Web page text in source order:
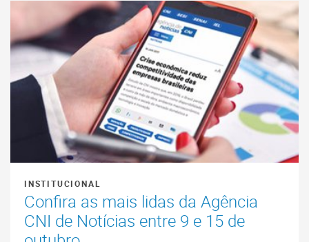
INSTITUCIONAL
Confira as mais lidas da Agência
CNI de Notícias entre 9 e 15 de